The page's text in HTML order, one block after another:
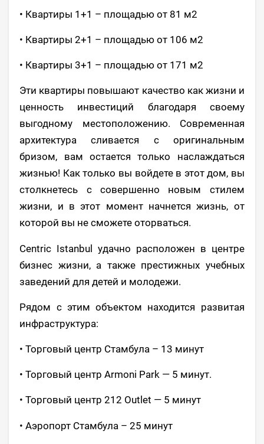
• Квартиры 1+1 – площадью от 81 м2
• Квартиры 2+1 – площадью от 106 м2
• Квартиры 3+1 – площадью от 171 м2
Эти квартиры повышают качество как жизни и
ценность инвестиций благодаря своему
выгодному местоположению. Современная
архитектура сливается с оригинальным
бризом, вам остается только наслаждаться
жизнью! Как только вы войдете в этот дом, вы
столкнетесь с совершенно новым стилем
жизни, и в этот момент начнется жизнь, от
которой вы не сможете оторваться.
Centric Istanbul удачно расположен в центре
бизнес жизни, а также престижных учебных
заведений для детей и молодежи.
Рядом с этим объектом находится развитая
инфраструктура:
• Торговый центр Стамбула – 13 минут
• Торговый центр Armoni Park — 5 минут.
• Торговый центр 212 Outlet — 5 минут
• Аэропорт Стамбула – 25 минут